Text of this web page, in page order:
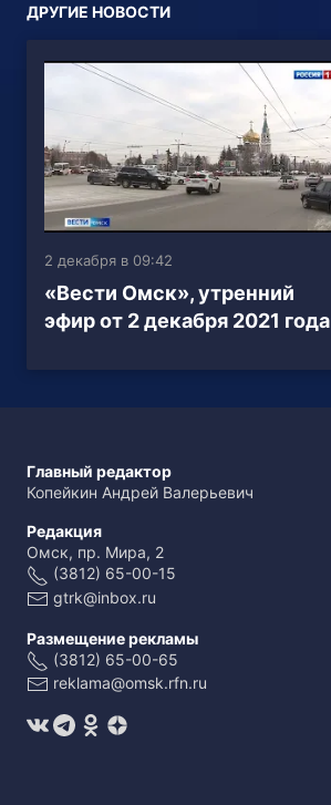
ДРУГИЕ НОВОСТИ
2 декабря в 09:42
«Вести Омск», утренний
эфир от 2 декабря 2021 года
Главный редактор
Копейкин Андрей Валерьевич
Редакция
Омск, пр. Мира, 2
(3812) 65-00-15
gtrk@inbox.ru
Размещение рекламы
(3812) 65-00-65
reklama@omsk.rfn.ru